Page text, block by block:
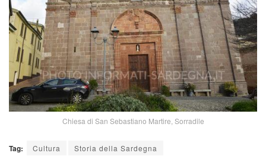
Chiesa di San Sebastiano Martire, Sorradile
Tag: Cultura Storia della Sardegna